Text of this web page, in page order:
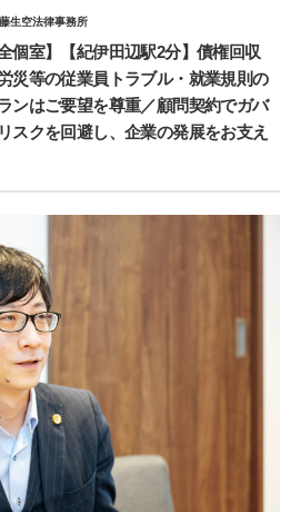
生空法律事務所
個室】【紀伊田辺駅2分】債権回収
災等の従業員トラブル・就業規則の
ンはご要望を尊重／顧問契約でガバ
スクを回避し、企業の発展をお支え